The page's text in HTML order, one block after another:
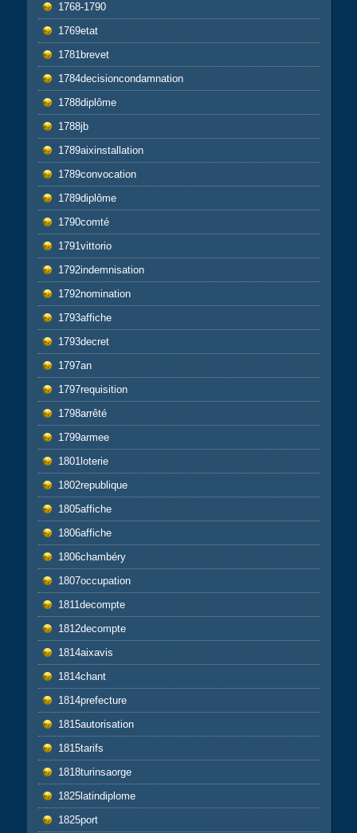
1768-1790
1769etat
1781brevet
1784decisioncondamnation
1788diplôme
1788jb
1789aixinstallation
1789convocation
1789diplôme
1790comté
1791vittorio
1792indemnisation
1792nomination
1793affiche
1793decret
1797an
1797requisition
1798arrêté
1799armee
1801loterie
1802republique
1805affiche
1806affiche
1806chambéry
1807occupation
1811decompte
1812decompte
1814aixavis
1814chant
1814prefecture
1815autorisation
1815tarifs
1818turinsaorge
1825latindiplome
1825port